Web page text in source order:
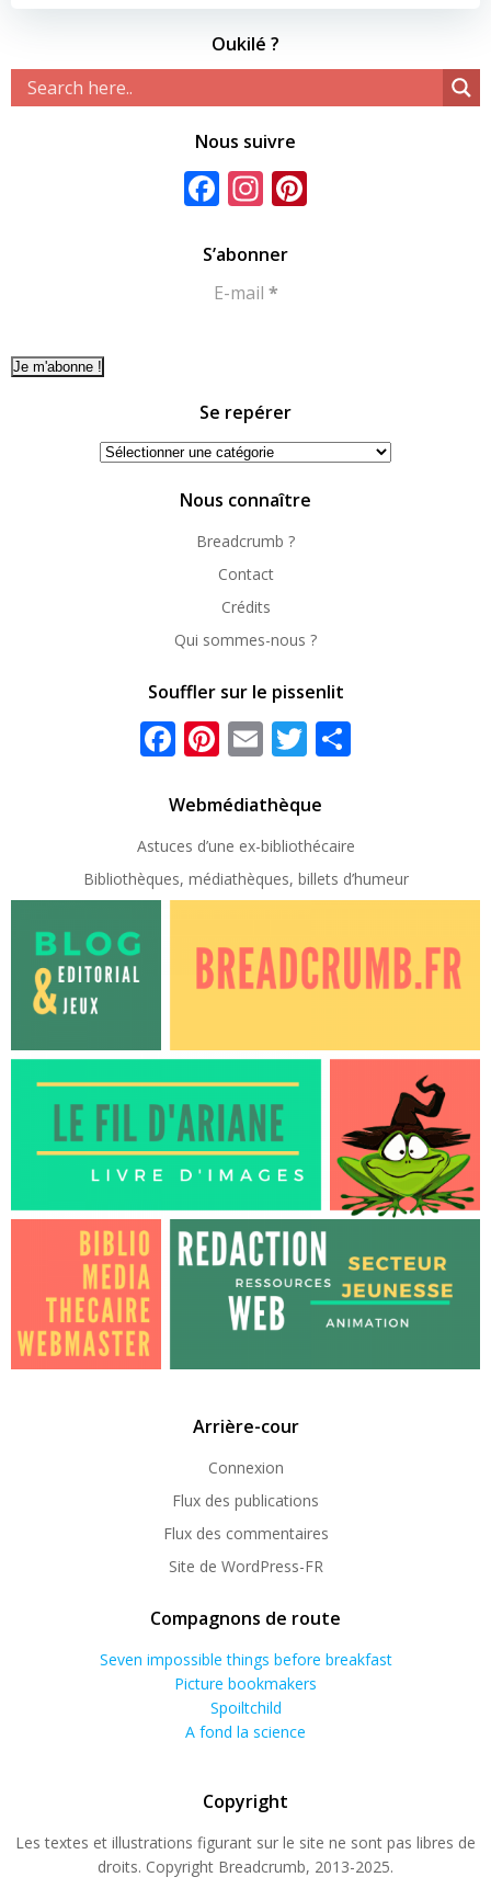
Oukilé ?
Nous suivre
Facebook
Instagram
S’abonner
E-mail *
Se repérer
Se
Nous connaître
Breadcrumb ?
Contact
Crédits
Qui sommes-nous ?
Souffler sur le pissenlit
Facebook
Pinterest
EmailTwitter
Webmédiathèque
Astuces d’une ex-bibliothécaire
Bibliothèques, médiathèques, billets d’humeur
Arrière-cour
Connexion
Flux des publications
Flux des commentaires
Site de WordPress-FR
Compagnons de route
Seven impossible things before breakfast
Picture bookmakers
Spoiltchild
A fond la science
Copyright
Les textes et illustrations figurant sur le site ne sont pas libres de
droits. Copyright Breadcrumb, 2013-2025.